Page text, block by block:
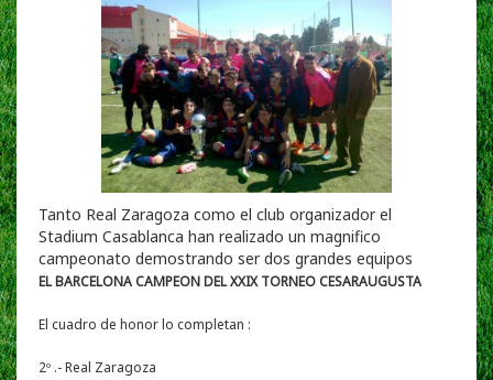
Tanto Real Zaragoza como el club organizador el
Stadium Casablanca han realizado un magnifico
campeonato demostrando ser dos grandes equipos
EL BARCELONA CAMPEON DEL XXIX TORNEO CESARAUGUSTA
El cuadro de honor lo completan :
2º .- Real Zaragoza